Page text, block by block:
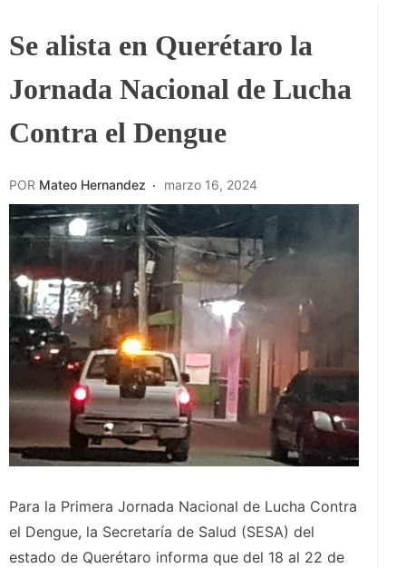
Se alista en Querétaro la
Jornada Nacional de Lucha
Contra el Dengue
POR Mateo Hernandez marzo 16, 2024
Para la Primera Jornada Nacional de Lucha Contra
el Dengue, la Secretaría de Salud (SESA) del
estado de Querétaro informa que del 18 al 22 de